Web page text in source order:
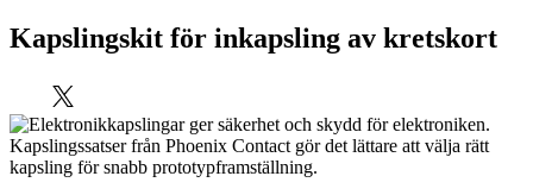
Kapslingskit för inkapsling av kretskort